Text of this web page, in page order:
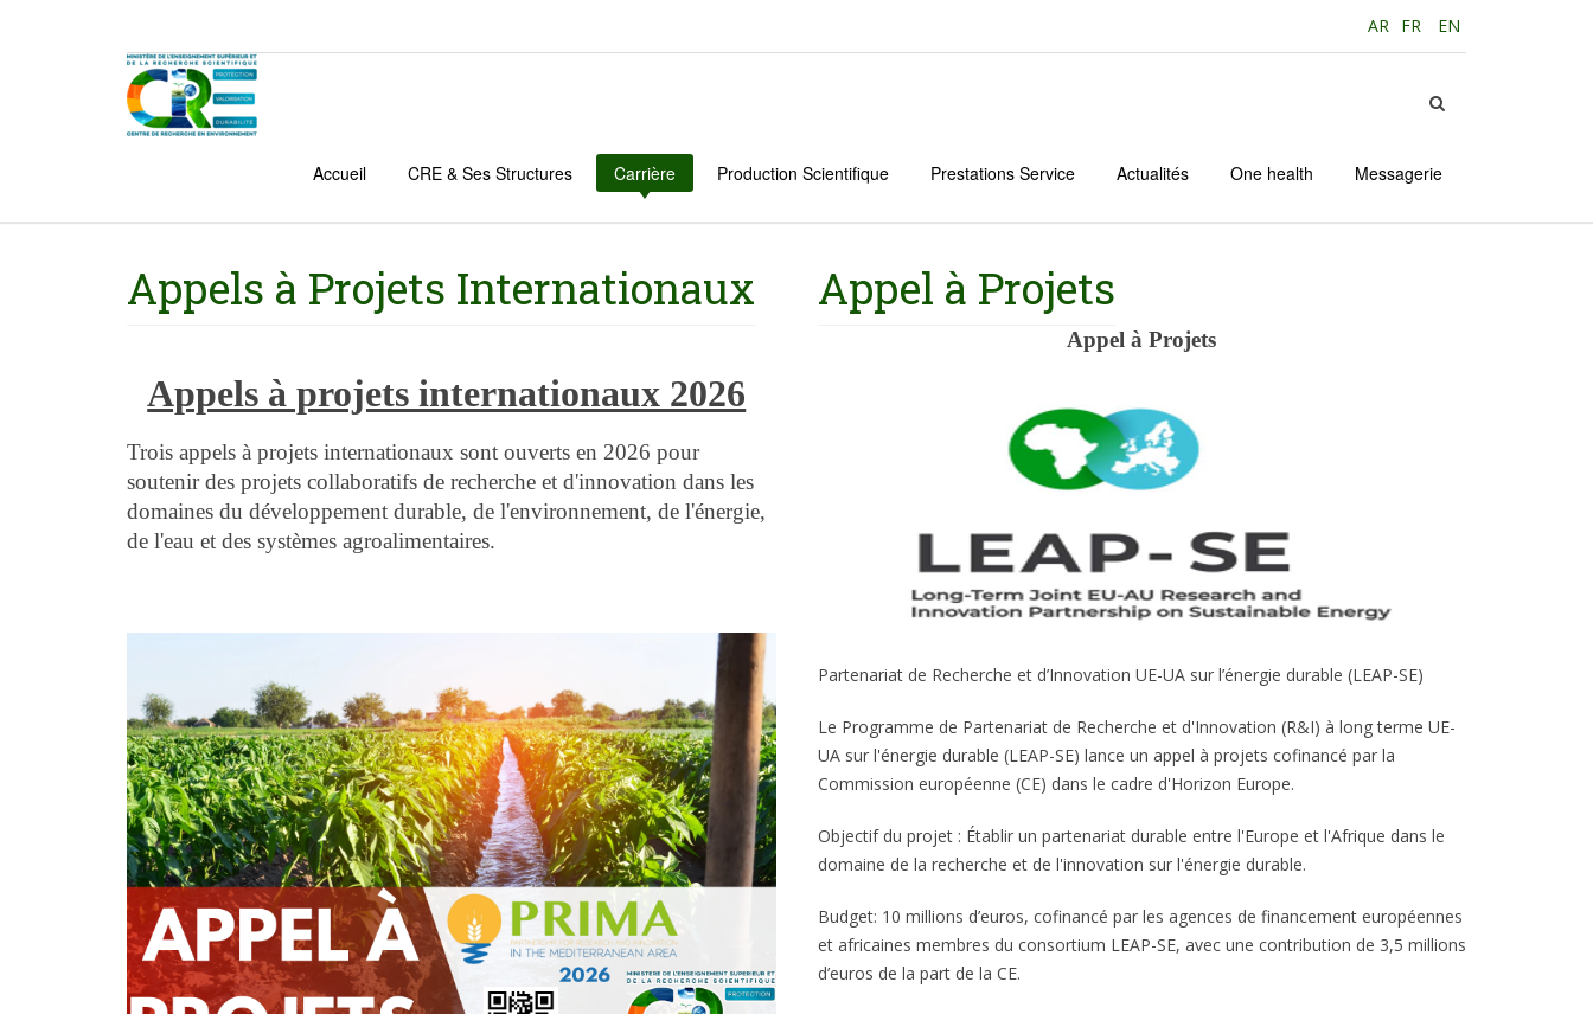
AR FR EN
Accueil CRE & Ses Structures Carrière Production Scientifique Prestations Service Actualités One health Messagerie
Appels à Projets Internationaux
Appels à projets internationaux 2026
Trois appels à projets internationaux sont ouverts en 2026 pour
soutenir des projets collaboratifs de recherche et d'innovation dans les
domaines du développement durable, de l'environnement, de l'énergie,
de l'eau et des systèmes agroalimentaires.
Appel à Projets
Appel à Projets
Partenariat de Recherche et d’Innovation UE-UA sur l’énergie durable (LEAP-SE)
Le Programme de Partenariat de Recherche et d'Innovation (R&I) à long terme UE-
UA sur l'énergie durable (LEAP-SE) lance un appel à projets cofinancé par la
Commission européenne (CE) dans le cadre d'Horizon Europe.
Objectif du projet : Établir un partenariat durable entre l'Europe et l'Afrique dans le
domaine de la recherche et de l'innovation sur l'énergie durable.
Budget: 10 millions d’euros, cofinancé par les agences de financement européennes
et africaines membres du consortium LEAP-SE, avec une contribution de 3,5 millions
d’euros de la part de la CE.